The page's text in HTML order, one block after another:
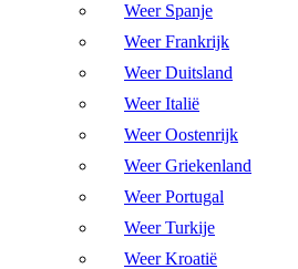
Weer Spanje
Weer Frankrijk
Weer Duitsland
Weer Italië
Weer Oostenrijk
Weer Griekenland
Weer Portugal
Weer Turkije
Weer Kroatië